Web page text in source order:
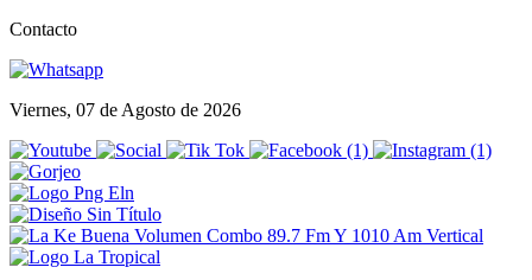
Contacto
Viernes, 07 de Agosto de 2026